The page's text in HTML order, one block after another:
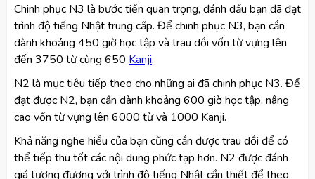
Chinh phục N3 là bước tiến quan trọng, đánh dấu bạn đã đạt
trình độ tiếng Nhật trung cấp. Để chinh phục N3, bạn cần
dành khoảng 450 giờ học tập và trau dồi vốn từ vựng lên
đến 3750 từ cùng 650 Kanji.
N2 là mục tiêu tiếp theo cho những ai đã chinh phục N3. Để
đạt được N2, bạn cần dành khoảng 600 giờ học tập, nâng
cao vốn từ vựng lên 6000 từ và 1000 Kanji.
Khả năng nghe hiểu của bạn cũng cần được trau dồi để có
thể tiếp thu tốt các nội dung phức tạp hơn. N2 được đánh
giá tương đương với trình độ tiếng Nhật cần thiết để theo